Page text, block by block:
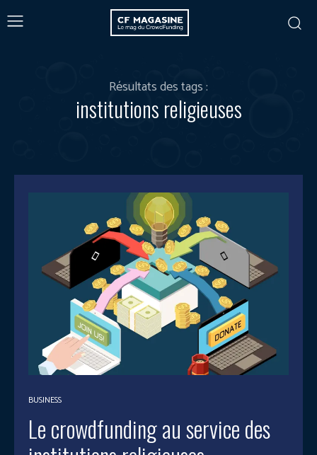
Résultats des tags :
institutions religieuses
BUSINESS
Le crowdfunding au service des